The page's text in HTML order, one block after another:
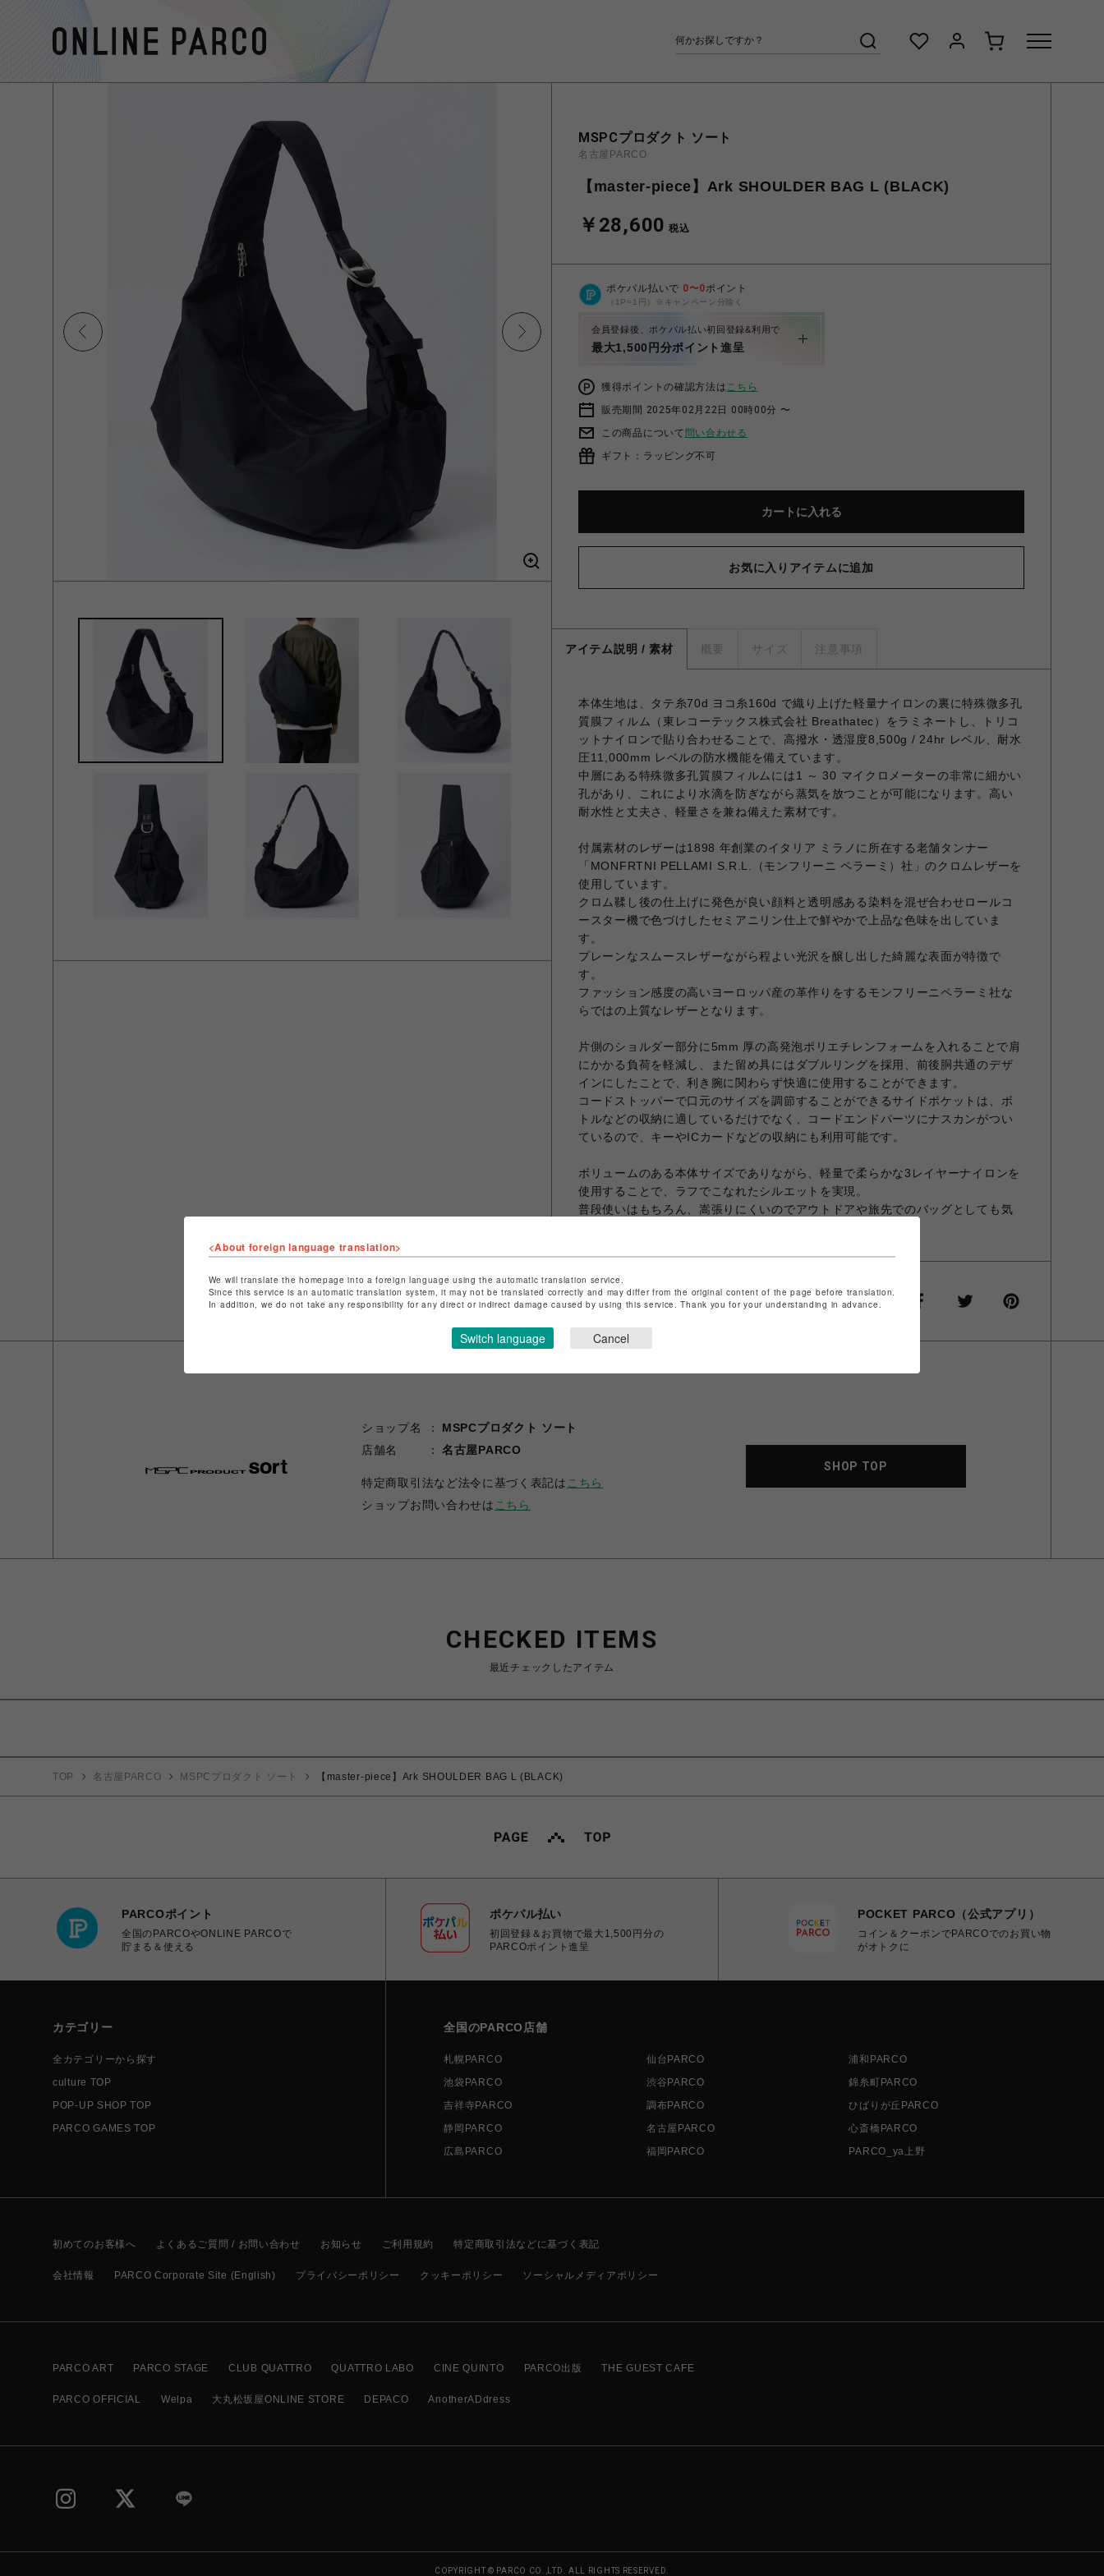
MSPCプロダクト ソート
名古屋PARCO
【master-piece】Ark SHOULDER BAG L (BLACK)
￥28,600 税込
ポケパル払いで 0〜0ポイント
（1P=1円）※キャンペーン分除く
会員登録後、ポケパル払い初回登録&利用で
最大1,500円分ポイント進呈
獲得ポイントの確認方法はこちら
販売期間 2025年02月22日 00時00分 〜
この商品について 問い合わせる
ギフト：ラッピング不可
カートに入れる
お気に入りアイテムに追加
アイテム説明 / 素材 概要 サイズ 注意事項
本体生地は、タテ糸70d ヨコ糸160d で織り上げた軽量ナイロンの裏に特殊微多孔
質膜フィルム（東レコーテックス株式会社 Breathatec）をラミネートし、トリコ
ットナイロンで貼り合わせることで、高撥水・透湿度8,500g / 24hr レベル、耐水
圧11,000mm レベルの防水機能を備えています。
中層にある特殊微多孔質膜フィルムには1 ～ 30 マイクロメーターの非常に細かい
孔があり、これにより水滴を防ぎながら蒸気を放つことが可能になります。高い
耐水性と丈夫さ、軽量さを兼ね備えた素材です。
付属素材のレザーは1898 年創業のイタリア ミラノに所在する老舗タンナー
「MONFRTNI PELLAMI S.R.L.（モンフリーニ ペラーミ）社」のクロムレザーを
使用しています。
クロム鞣し後の仕上げに発色が良い顔料と透明感ある染料を混ぜ合わせロールコ
ースター機で色づけしたセミアニリン仕上で鮮やかで上品な色味を出していま
す。
プレーンなスムースレザーながら程よい光沢を醸し出した綺麗な表面が特徴で
す。
ファッション感度の高いヨーロッパ産の革作りをするモンフリーニペラーミ社な
らではの上質なレザーとなります。
片側のショルダー部分に5mm 厚の高発泡ポリエチレンフォームを入れることで肩
にかかる負荷を軽減し、また留め具にはダブルリングを採用、前後胴共通のデザ
インにしたことで、利き腕に関わらず快適に使用することができます。
コードストッパーで口元のサイズを調節することができるサイドポケットは、ボ
トルなどの収納に適しているだけでなく、コードエンドパーツにナスカンがつい
ているので、キーやICカードなどの収納にも利用可能です。
ボリュームのある本体サイズでありながら、軽量で柔らかな3レイヤーナイロンを
使用することで、ラフでこなれたシルエットを実現。
普段使いはもちろん、嵩張りにくいのでアウトドアや旅先でのバッグとしても気
シェアする
ショップ名
MSPCプロダクト ソート
店舗名
名古屋PARCO
特定商取引法など法令に基づく表記は こちら
ショップお問い合わせは こちら
SHOP TOP
CHECKED ITEMS
最近チェックしたアイテム
TOP 名古屋PARCO MSPCプロダクト ソート 【master-piece】Ark SHOULDER BAG L (BLACK)
PARCOポイント
全国のPARCOやONLINE PARCOで
貯まる＆使える
ポケパル払い
初回登録＆お買物で最大1,500円分の
PARCOポイント進呈
POCKET PARCO（公式アプリ）
コイン＆クーポンでPARCOでのお買い物
がオトクに
カテゴリー
全カテゴリーから探す
culture TOP
POP-UP SHOP TOP
PARCO GAMES TOP
全国のPARCO店舗
札幌PARCO 仙台PARCO
浦和PARCO
池袋PARCO
渋谷PARCO
錦糸町PARCO
吉祥寺PARCO
調布PARCO
ひばりが丘PARCO
静岡PARCO
名古屋PARCO
心斎橋PARCO
広島PARCO
福岡PARCO PARCO_ya上野
初めてのお客様へ よくあるご質問 / お問い合わせ お知らせ ご利用規約 特定商取引法などに基づく表記
会社情報 PARCO Corporate Site (English) プライバシーポリシー クッキーポリシー ソーシャルメディアポリシー
PARCO ART PARCO STAGE CLUB QUATTRO QUATTRO LABO CINE QUINTO PARCO出版 THE GUEST CAFE
PARCO OFFICIAL Welpa 大丸松坂屋ONLINE STORE DEPACO AnotherADdress
COPYRIGHT © PARCO CO.,LTD. ALL RIGHTS RESERVED.
<About foreign language translation>
We will translate the homepage into a foreign language using the automatic translation service.
Since this service is an automatic translation system, it may not be translated correctly and may differ from the original content of the page before translation.
In addition, we do not take any responsibility for any direct or indirect damage caused by using this service. Thank you for your understanding in advance.
Switch language Cancel